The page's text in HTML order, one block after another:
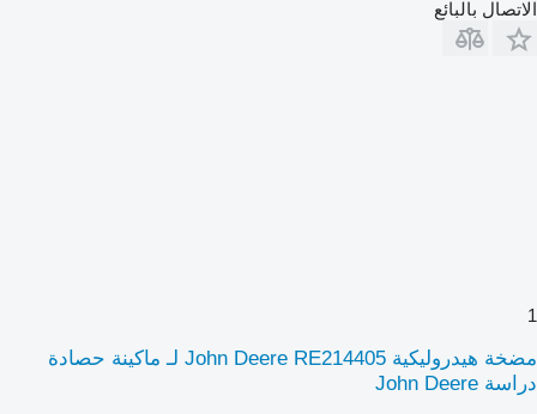
الاتصال بالبائع
1
مضخة هيدروليكية John Deere RE214405 لـ ماكينة حصادة
دراسة John Deere